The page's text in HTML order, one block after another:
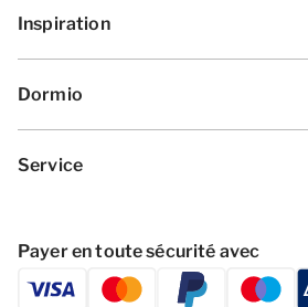
Inspiration
Dormio
Service
Payer en toute sécurité avec